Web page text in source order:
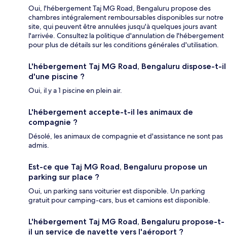
Oui, l'hébergement Taj MG Road, Bengaluru propose des
chambres intégralement remboursables disponibles sur notre
site, qui peuvent être annulées jusqu'à quelques jours avant
l'arrivée. Consultez la politique d'annulation de l'hébergement
pour plus de détails sur les conditions générales d'utilisation.
L'hébergement Taj MG Road, Bengaluru dispose-t-il
d'une piscine ?
Oui, il y a 1 piscine en plein air.
L'hébergement accepte-t-il les animaux de
compagnie ?
Désolé, les animaux de compagnie et d'assistance ne sont pas
admis.
Est-ce que Taj MG Road, Bengaluru propose un
parking sur place ?
Oui, un parking sans voiturier est disponible. Un parking
gratuit pour camping-cars, bus et camions est disponible.
L'hébergement Taj MG Road, Bengaluru propose-t-
il un service de navette vers l'aéroport ?